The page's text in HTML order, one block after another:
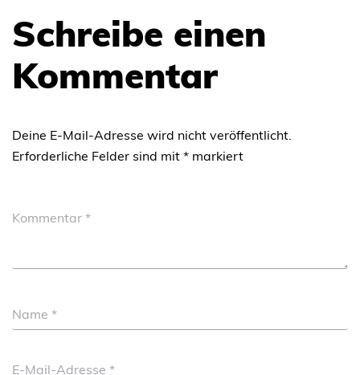
Schreibe einen
Kommentar
Deine E-Mail-Adresse wird nicht veröffentlicht.
Erforderliche Felder sind mit * markiert
Kommentar *
Name *
E-Mail-Adresse *